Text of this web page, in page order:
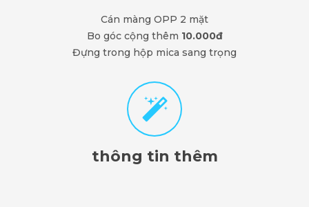
Cán màng OPP 2 mặt
Bo góc cộng thêm 10.000đ
Đựng trong hộp mica sang trọng
thông tin thêm